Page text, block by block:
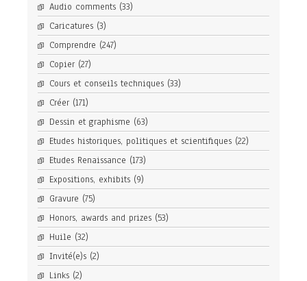
Audio comments (33)
Caricatures (3)
Comprendre (247)
Copier (27)
Cours et conseils techniques (33)
Créer (171)
Dessin et graphisme (63)
Etudes historiques, politiques et scientifiques (22)
Etudes Renaissance (173)
Expositions, exhibits (9)
Gravure (75)
Honors, awards and prizes (53)
Huile (32)
Invité(e)s (2)
Links (2)